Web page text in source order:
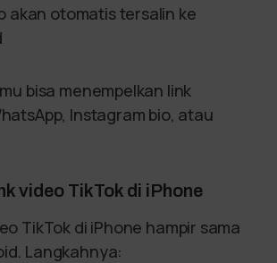
akan otomatis tersalin ke
bisa menempelkan link
Instagram bio, atau
video TikTok di iPhone
TikTok di iPhone hampir sama
Langkahnya: